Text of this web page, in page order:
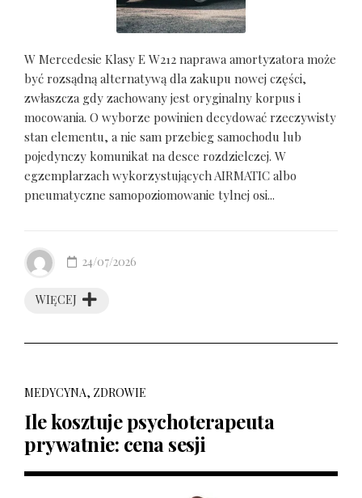
W Mercedesie Klasy E W212 naprawa amortyzatora może
być rozsądną alternatywą dla zakupu nowej części,
zwłaszcza gdy zachowany jest oryginalny korpus i
mocowania. O wyborze powinien decydować rzeczywisty
stan elementu, a nie sam przebieg samochodu lub
pojedynczy komunikat na desce rozdzielczej. W
egzemplarzach wykorzystujących AIRMATIC albo
pneumatyczne samopoziomowanie tylnej osi...
WIĘCEJ
24/07/2026
MEDYCYNA, ZDROWIE
Ile kosztuje psychoterapeuta
prywatnie: cena sesji